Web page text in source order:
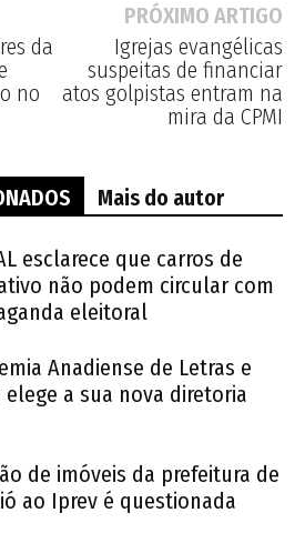
da
no
PRÓXIMO ARTIGO
Igrejas evangélicas
suspeitas de financiar
atos golpistas entram na
mira da CPMI
Mais do autor
esclarece que carros de
não podem circular com
eleitoral
Anadiense de Letras e
elege a sua nova diretoria
de imóveis da prefeitura de
ao Iprev é questionada